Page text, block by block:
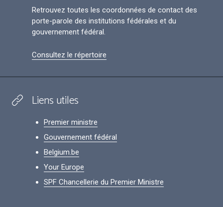
Retrouvez toutes les coordonnées de contact des
porte-parole des institutions fédérales et du
gouvernement fédéral.
Consultez le répertoire
Liens utiles
Premier ministre
Gouvernement fédéral
Belgium.be
Your Europe
SPF Chancellerie du Premier Ministre